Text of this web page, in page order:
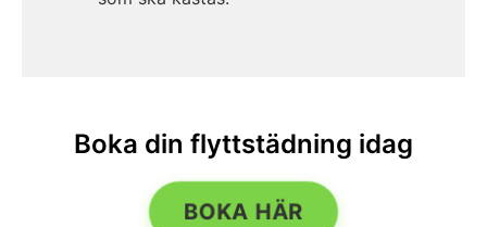
Boka din flyttstädning idag
BOKA HÄR